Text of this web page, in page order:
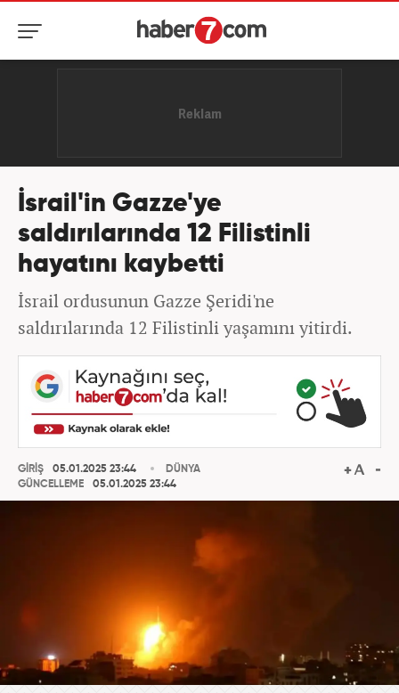
İsrail'in Gazze'ye
saldırılarında 12 Filistinli
hayatını kaybetti
İsrail ordusunun Gazze Şeridi'ne
saldırılarında 12 Filistinli yaşamını yitirdi.
GİRİŞ
05.01.2025 23:44
GÜNCELLEME
05.01.2025 23:44
DÜNYA